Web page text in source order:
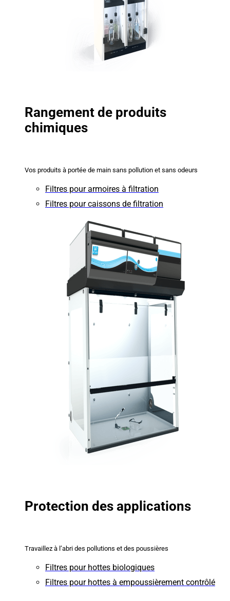
Rangement de produits
chimiques
Vos produits à portée de main sans pollution et sans odeurs
Filtres pour armoires à filtration
Filtres pour caissons de filtration
Protection des applications
Travaillez à l’abri des pollutions et des poussières
Filtres pour hottes biologiques
Filtres pour hottes à empoussièrement contrôlé